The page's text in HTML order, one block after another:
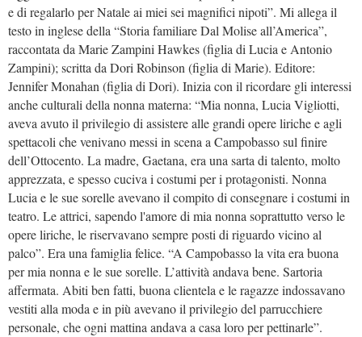
e di regalarlo per Natale ai miei sei magnifici nipoti”. Mi allega il
testo in inglese della “Storia familiare Dal Molise all’America”,
raccontata da Marie Zampini Hawkes (figlia di Lucia e Antonio
Zampini); scritta da Dori Robinson (figlia di Marie). Editore:
Jennifer Monahan (figlia di Dori). Inizia con il ricordare gli interessi
anche culturali della nonna materna: “Mia nonna, Lucia Vigliotti,
aveva avuto il privilegio di assistere alle grandi opere liriche e agli
spettacoli che venivano messi in scena a Campobasso sul finire
dell’Ottocento. La madre, Gaetana, era una sarta di talento, molto
apprezzata, e spesso cuciva i costumi per i protagonisti. Nonna
Lucia e le sue sorelle avevano il compito di consegnare i costumi in
teatro. Le attrici, sapendo l'amore di mia nonna soprattutto verso le
opere liriche, le riservavano sempre posti di riguardo vicino al
palco”. Era una famiglia felice. “A Campobasso la vita era buona
per mia nonna e le sue sorelle. L’attività andava bene. Sartoria
affermata. Abiti ben fatti, buona clientela e le ragazze indossavano
vestiti alla moda e in più avevano il privilegio del parrucchiere
personale, che ogni mattina andava a casa loro per pettinarle”.